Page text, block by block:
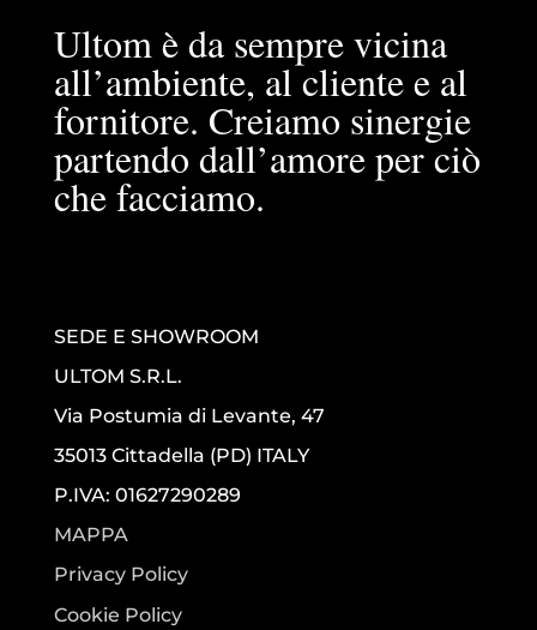
Ultom è da sempre vicina
all’ambiente, al cliente e al
fornitore. Creiamo sinergie
partendo dall’amore per ciò
che facciamo.
SEDE E SHOWROOM
ULTOM S.R.L.
Via Postumia di Levante, 47
35013 Cittadella (PD) ITALY
P.IVA: 01627290289
MAPPA
Privacy Policy
Cookie Policy